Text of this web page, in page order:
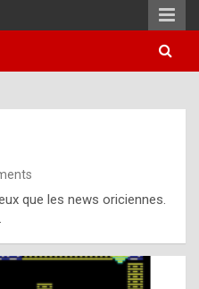
que les news oriciennes.